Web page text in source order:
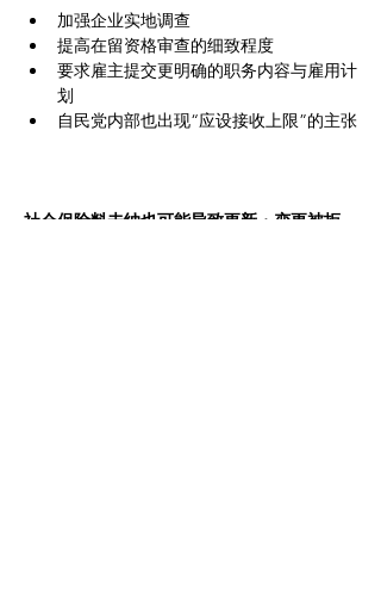
加强企业实地调查
提高在留资格审查的细致程度
要求雇主提交更明确的职务内容与雇用计
划
自民党内部也出现“应设接收上限”的主张
社会保险料未纳也可能导致更新・变更被拒